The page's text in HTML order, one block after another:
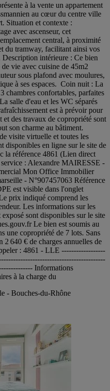
à la vente un appartement
au cœur du centre ville
Situation et contexte :
avec ascenseur, cet
central, à proximité
du tramway, facilitant ainsi vos
Description intérieure : Ce bien
vie avec cuisine de 45m2
sous plafond avec moulures,
à ses espaces. Coin nuit : La
chambres confortables, parfaites
salle d'eau et les WC séparés
est à prévoir pour
et des travaux de copropriété sont
son charme au bâtiment.
visite virtuelle et toutes les
disponibles en ligne sur le site de
la référence 4861 (Lien direct
: Alexandre MAIRESSE -
Mon Office Immobilier
- N°907457063 Référence
est visible dans l'onglet
prix indiqué comprend les
Les informations sur les
sont disponibles sur le site
Le bien est soumis au
une copropriété de 7 lots. Sans
640 € de charges annuelles de
: 4861 - LLE ------------------
Informations
à la charge du
- Bouches-du-Rhône